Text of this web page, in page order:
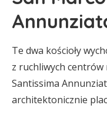
Te dwa kościoły
z ruchliwych centrów
Santissima
architektonicznie